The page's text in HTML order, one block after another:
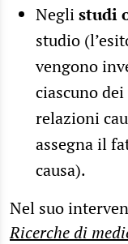
Neglistudi
studio
vengono
ciascuno
relazioni
assegna il
causa).
Nel suo
Ricerche di